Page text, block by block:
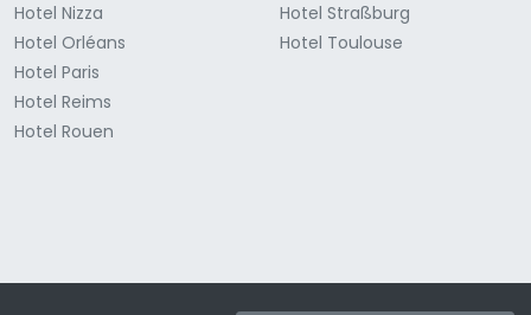
Hotel Nizza
Hotel Orléans
Hotel Paris
Hotel Reims
Hotel Rouen
Hotel Straßburg
Hotel Toulouse